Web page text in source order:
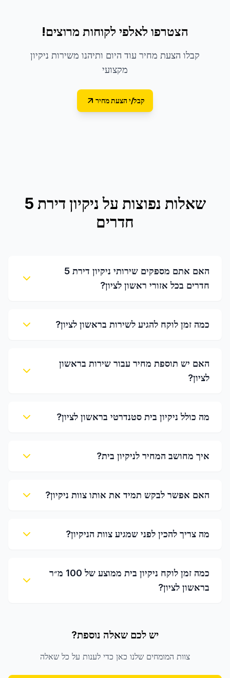
הצטרפו לאלפי לקוחות מרוצים!
קבלו הצעת מחיר עוד היום ותיהנו משירות ניקיון
מקצועי
קבל/י הצעת מחיר
שאלות נפוצות על
ניקיון דירת 5
חדרים
האם אתם מספקים שירותי ניקיון דירת 5
חדרים בכל אזורי ראשון לציון?
כמה זמן לוקח להגיע לשירות בראשון לציון?
האם יש תוספת מחיר עבור שירות בראשון
לציון?
מה כולל ניקיון בית סטנדרטי בראשון לציון?
איך מחושב המחיר לניקיון בית?
האם אפשר לבקש תמיד את אותו צוות ניקיון?
מה צריך להכין לפני שמגיע צוות הניקיון?
כמה זמן לוקח ניקיון בית ממוצע של 100 מ״ר
בראשון לציון?
יש לכם שאלה נוספת?
צוות המומחים שלנו כאן כדי לענות על כל שאלה